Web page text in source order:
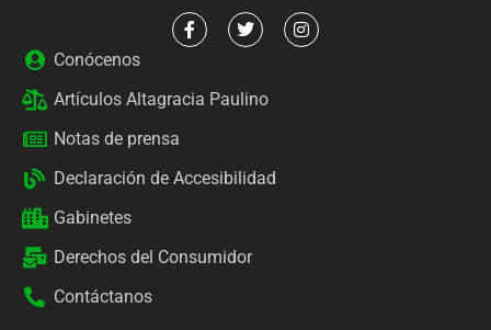
Conócenos
Artículos Altagracia Paulino
Notas de prensa
Declaración de Accesibilidad
Gabinetes
Derechos del Consumidor
Contáctanos